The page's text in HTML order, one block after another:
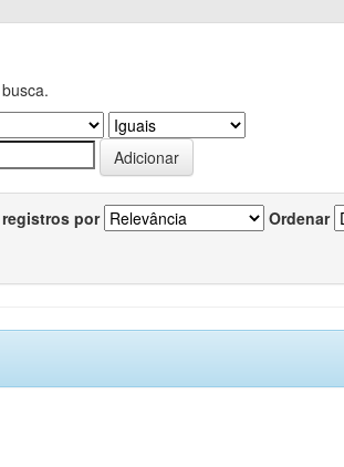
por Ordenar